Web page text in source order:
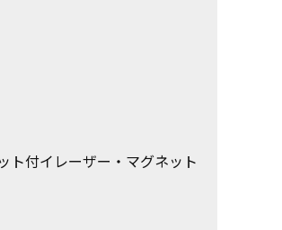
付イレーザー・マグネット